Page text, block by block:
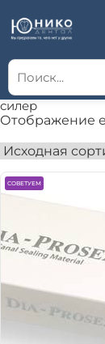
силер
Отображение
СОВЕТУЕМ